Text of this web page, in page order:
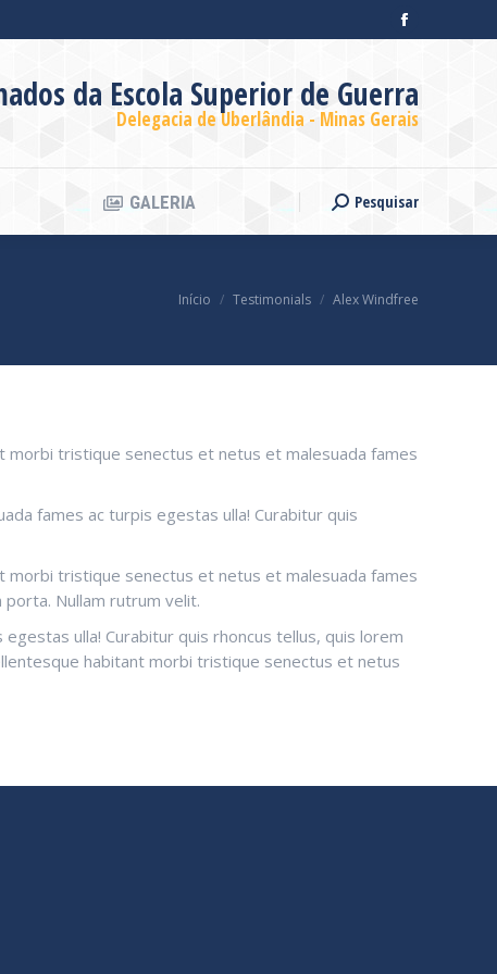
Facebook
opens
in
window
da Escola Superior de Guerra
Delegacia de Uberlândia - Minas Gerais
GALERIA Search:Pesquisar
Você está aqui:
Início Testimonials Alex Windfree
morbi tristique senectus et netus et malesuada fames
fames ac turpis egestas ulla! Curabitur quis
morbi tristique senectus et netus et malesuada fames
Nullam rutrum velit.
ulla! Curabitur quis rhoncus tellus, quis lorem
habitant morbi tristique senectus et netus
GALERIA Search:Pesquisar